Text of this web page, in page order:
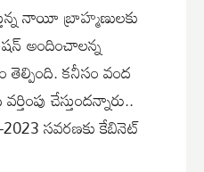
నాయీ బ్రాహ్మణులకు
అందించాలన్న
కనీసం వంద
చేస్తుందన్నారు..
2023 సవరణకు కేబినెట్